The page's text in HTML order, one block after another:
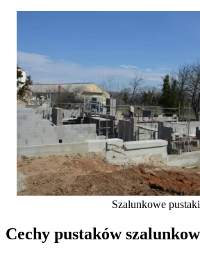
Szalunkowe pustaki
Cechy pustaków